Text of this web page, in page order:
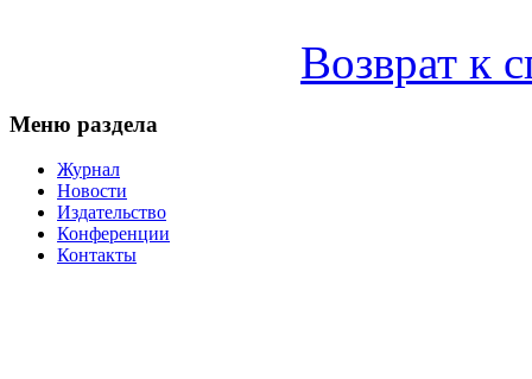
Возврат к
Меню раздела
Журнал
Новости
Издательство
Конференции
Контакты